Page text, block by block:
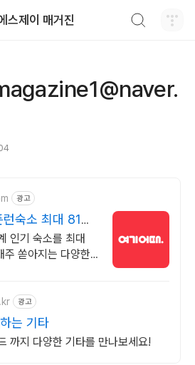
스제이 매거진
광고
숙소 최대 81%
인기 숙소를 최대
쏟아지는 다양한
광고
는 기타
까지 다양한 기타를 만나보세요!